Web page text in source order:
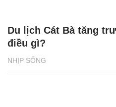
NHỊP SỐNG
Du lịch Cát Bà tăng
điều gì?